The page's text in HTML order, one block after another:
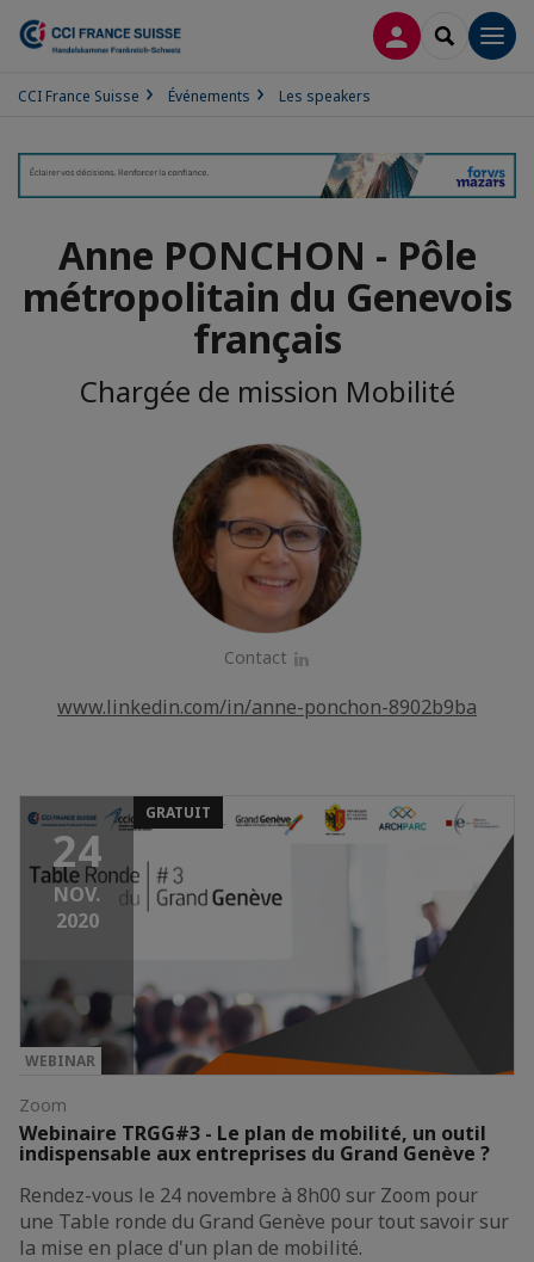
CONNEXION
CCI France Suisse Événements Les speakers
Anne PONCHON - Pôle
métropolitain du Genevois
français
Chargée de mission Mobilité
Contact
www.linkedin.com/in/anne-ponchon-8902b9ba
24
NOV.
2020
GRATUIT
WEBINAR
Zoom
Webinaire TRGG#3 - Le plan de mobilité, un outil
indispensable aux entreprises du Grand Genève ?
Rendez-vous le 24 novembre à 8h00 sur Zoom pour
une Table ronde du Grand Genève pour tout savoir sur
la mise en place d'un plan de mobilité.